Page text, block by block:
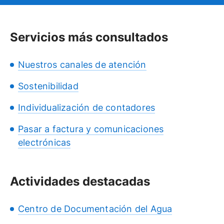
Servicios más consultados
Nuestros canales de atención
Sostenibilidad
Individualización de contadores
Pasar a factura y comunicaciones
electrónicas
Actividades destacadas
Centro de Documentación del Agua